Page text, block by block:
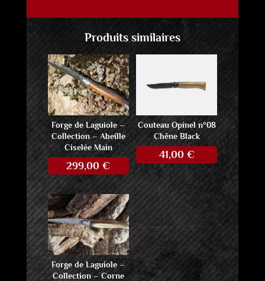
Produits similaires
Forge de Laguiole –
Collection – Abeille
Ciselée Main
299,00€
Couteau Opinel n°08
Chêne Black
41,00 €
Forge de Laguiole –
Collection – Corne